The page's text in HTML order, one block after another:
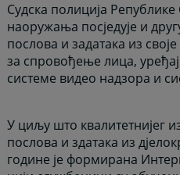
Судска полиција
наоружања посједује и
послова и задатака из
за спровођење лица,
системе видео надзора и
У циљу што квалитетнијег
послова и здатака из
године је формирана